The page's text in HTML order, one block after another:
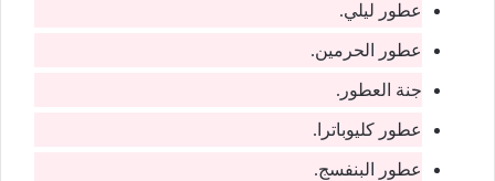
عطور ليلي.
عطور الحرمين.
جنة العطور.
عطور كليوباترا.
عطور البنفسج.